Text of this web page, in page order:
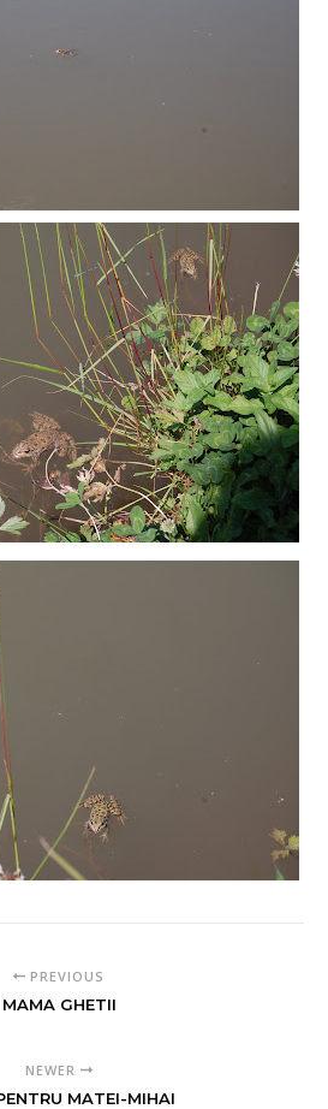
PREVIOUS
MAMA GHETII
NEWER
MATEI-MIHAI